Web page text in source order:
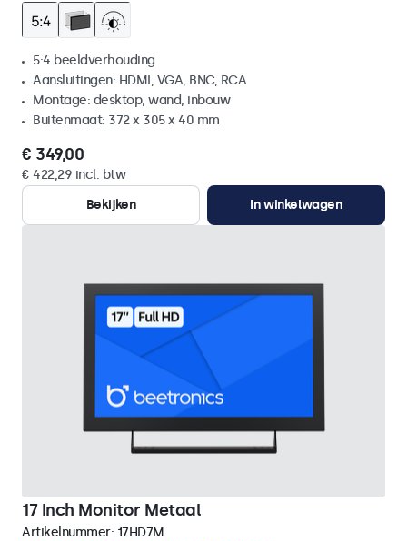
5:4 beeldverhouding
Aansluitingen: HDMI, VGA, BNC, RCA
Montage: desktop, wand, inbouw
Buitenmaat: 372 x 305 x 40 mm
€ 349,00
€ 422,29 incl. btw
Bekijken
In winkelwagen
17 Inch Monitor Metaal
Artikelnummer: 17HD7M